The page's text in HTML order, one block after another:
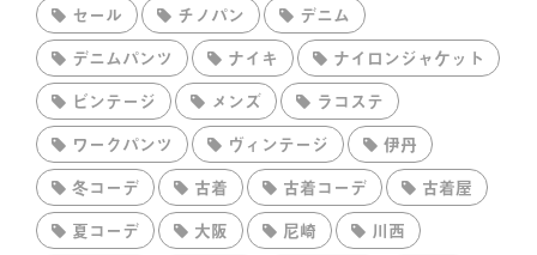
セール
チノパン
デニム
デニムパンツ
ナイキ
ナイロンジャケット
ビンテージ
メンズ
ラコステ
ワークパンツ
ヴィンテージ
伊丹
冬コーデ
古着 古着コーデ
古着屋
夏コーデ
大阪 尼崎
川西